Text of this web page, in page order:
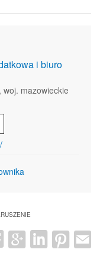
i biuro
mazowieckie